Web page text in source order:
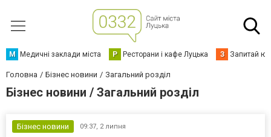
М Медичні заклади міста Р Ресторани і кафе Луцька З Запитай
Головна Бізнес новини Загальний розділ
Бізнес новини / Загальний розділ
Бізнес новини 09:37, 2 липня